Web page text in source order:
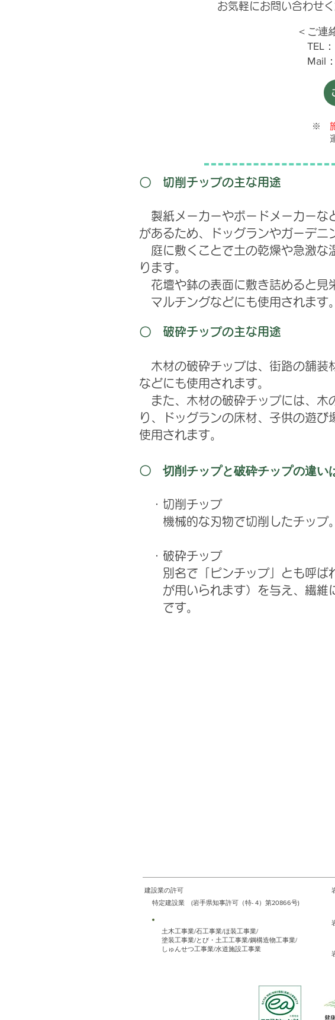
お気軽にお問い合わせく
＜ご連
TEL：
Mail
※
運
〇 切削チップの主な用途
製紙メーカーやボードメーカーな
があるため、ドッグランやガーデニ
庭に敷くことで土の乾燥や急激な
ります。
花壇や鉢の表面に敷き詰めると見
​ マルチングなどにも使用されます。
〇 破砕チップの主な用途
木材の破砕チップは、街路の舗装
などにも使用されます。
また、木材の破砕チップには、木
り、ドッグランの床材、子供の遊
使用されます。
〇 切削チップと破砕チップの違い
・切削チップ
機械的な刃物で切削したチップ。
・破砕チップ
別名で「ピンチップ」とも呼ばれ
が用いられます）を与え、繊維
です。
建設業の許可
特定建設業 (岩手県知事許可（特- 4）第20866号)
土木工事業/石工事業/ほ装工事業/
塗装工事業/とび・土工工事業/鋼構造物工事業/
しゅんせつ工事業/水道施設工事業